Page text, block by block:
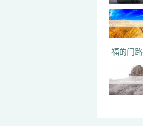
福的门路